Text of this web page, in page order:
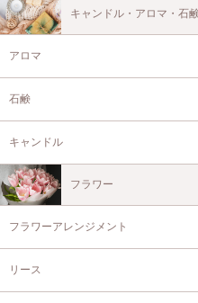
キャンドル・アロマ・石
アロマ
石鹸
キャンドル
フラワー
フラワーアレンジメント
リース